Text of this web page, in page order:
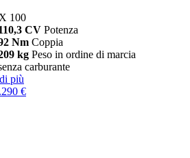
100
CV Potenza
Nm Coppia
kg Peso in ordine di marcia
carburante
più
€